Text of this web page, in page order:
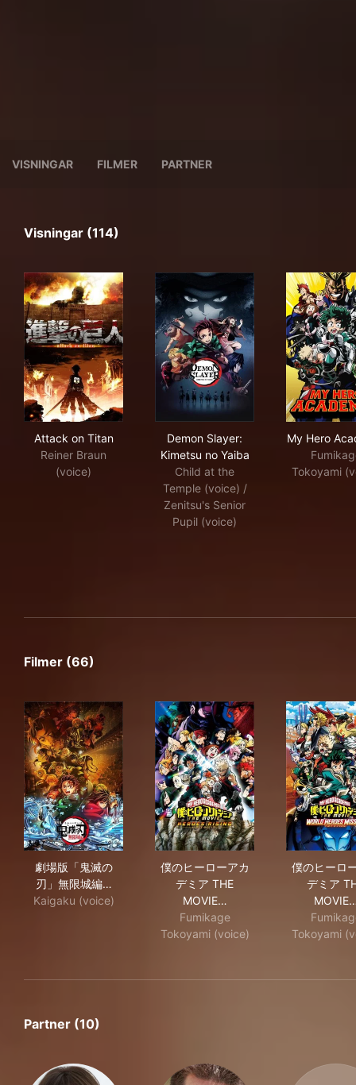
VISNINGAR FILMER PARTNER
Visningar (114)
Attack on Titan
Reiner Braun
(voice)
Demon Slayer:
Kimetsu no Yaiba
Child at the
Temple (voice) /
Zenitsu's Senior
Pupil (voice)
My Hero
Tokoyami
Filmer (66)
劇場版「鬼滅の
刃」無限城編…
Kaigaku (voice)
僕のヒーローアカ
デミア THE
MOVIE…
Fumikage
Tokoyami (voice)
僕のヒーロ
デミア
Tokoyami
Partner (10)